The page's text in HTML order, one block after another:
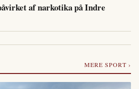
af narkotika på Indre
MERE SPORT ›